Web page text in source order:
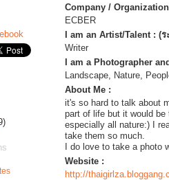
Company /
ECBER
I am an Artist/Talent : (
Writer
I am a Photographer
Landscape, Nature,
About Me :
it's so hard to talk about
part of life but it would
especially all nature:) I
take them so much.
I do love to take a photo
Website :
http://